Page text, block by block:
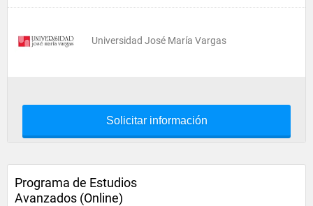
Universidad José María Vargas
Solicitar información
Programa de Estudios
Avanzados (Online)